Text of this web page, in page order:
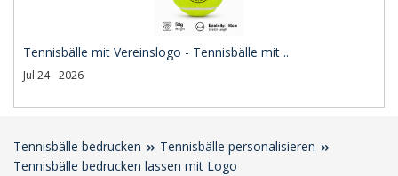
Tennisbälle mit Vereinslogo - Tennisbälle mit ..
Jul 24 - 2026
Tennisbälle bedrucken
Tennisbälle personalisieren
Tennisbälle bedrucken lassen mit Logo